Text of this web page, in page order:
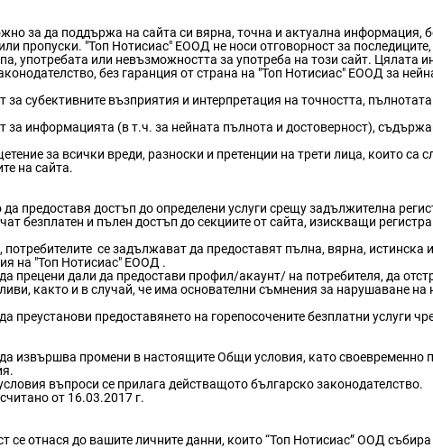
за да поддържа на сайта си вярна, точна и актуална информация,
пропуски. "Топ Нотисиас" ЕООД не носи отговорност за
употребата или невъзможността за употреба на този сайт. Цялата
без гаранция от страна на "Топ Нотисиас" ЕООД за
субективните възприятия и интерпретация на точността,
информацията (в т.ч. за нейната пълнота и достоверност),
за всички вреди, разноски и претенции на трети лица, които са
на сайта.
предоставя достъп до определени услуги срещу задължителна
безплатен и пълен достъп до секциите от сайта, изискващи
се задължават да предоставят пълна, вярна,
на "Топ Нотисиас" ЕООД .
прецени дали да предостави профил/акаунт/ на потребителя, да
както и в случай, че има основателни съмнения за нарушаване
преустанови предоставянето на горепосочените безплатни услуги
извършва промени в настоящите Общи условия, като своевременно
въпроси се прилага действащото българско законодателство.
от 16.03.2017 г.
отнася до вашите личните данни, които “Топ Нотисиас” ООД събира